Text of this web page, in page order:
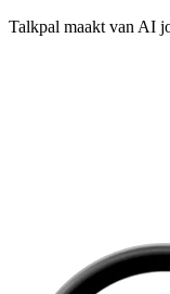
Talkpal maakt van AI